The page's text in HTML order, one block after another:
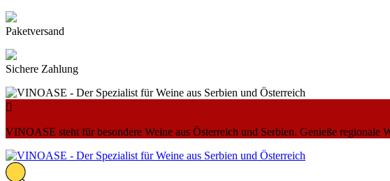
Paketversand
Sichere Zahlung

VINOASE steht für besondere Weine aus Österreich und Serbien. Genieße